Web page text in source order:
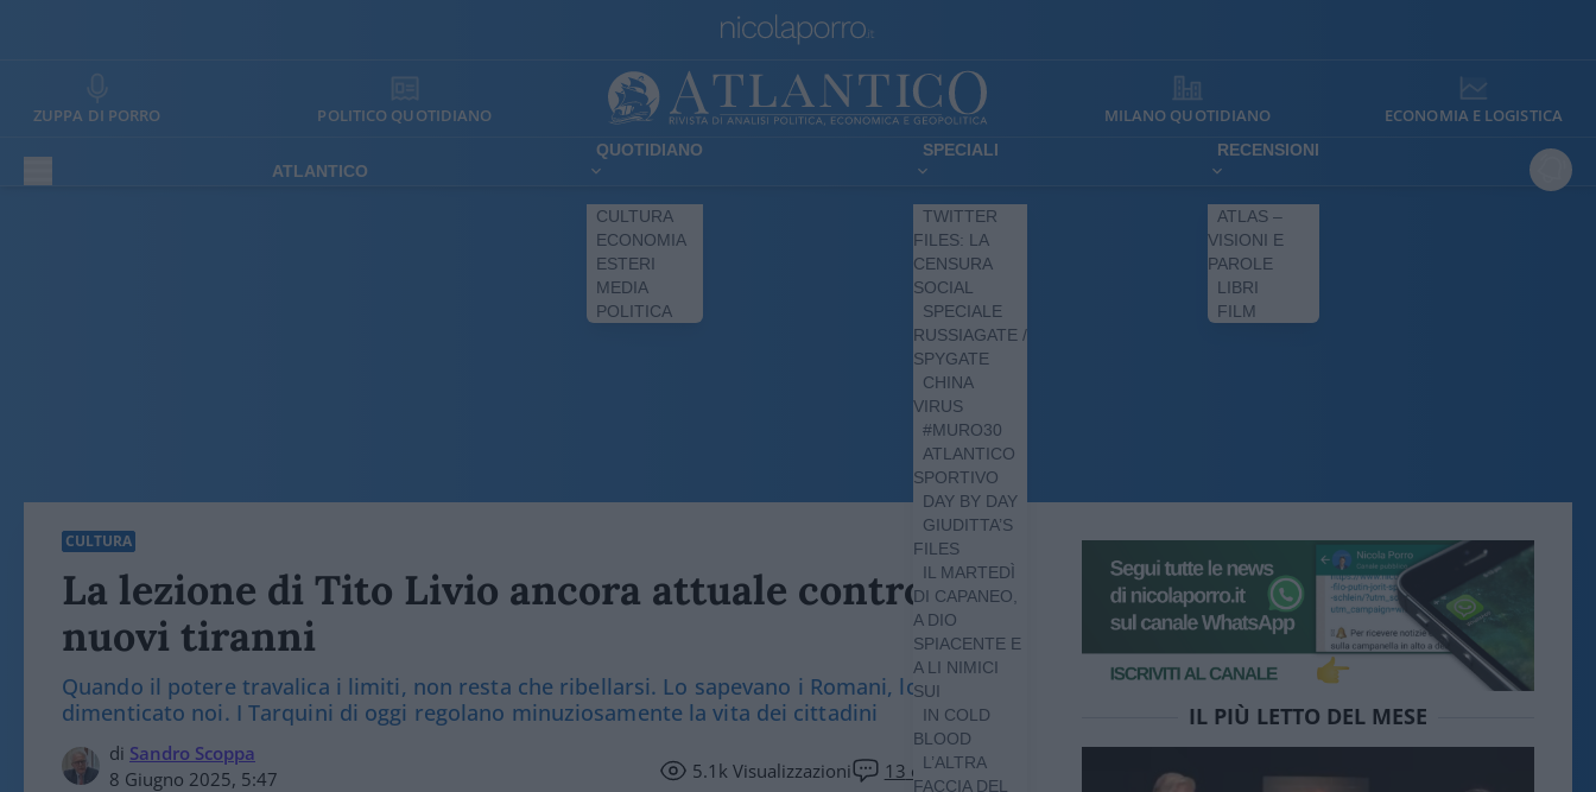
ZUPPA DI PORRO POLITICO QUOTIDIANO MILANO QUOTIDIANO ECONOMIA E LOGISTICA
ATLANTICO
QUOTIDIANO
CULTURA
ECONOMIA
ESTERI
MEDIA
POLITICA
SPECIALI
TWITTER
FILES: LA
CENSURA
SOCIAL
SPECIALE
RUSSIAGATE /
SPYGATE
CHINA
VIRUS
#MURO30
ATLANTICO
SPORTIVO
DAY BY DAY
GIUDITTA’S
FILES
IL MARTEDÌ
DI CAPANEO,
A DIO
SPIACENTE E
A LI NIMICI
SUI
IN COLD
BLOOD
L’ALTRA
FACCIA DEL
RECENSIONI
ATLAS –
VISIONI E
PAROLE
LIBRI
FILM
CULTURA
La lezione di Tito Livio ancora attuale contro i
nuovi tiranni
Quando il potere travalica i limiti, non resta che ribellarsi. Lo sapevano i Romani, lo abbiamo
dimenticato noi. I Tarquini di oggi regolano minuziosamente la vita dei cittadini
di Sandro Scoppa
8 Giugno 2025, 5:47
5.1k Visualizzazioni 13 commenti
IL PIÙ LETTO DEL MESE